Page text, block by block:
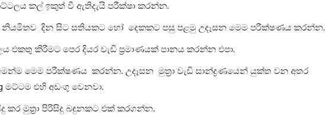
කල් ඉකුත් වී ඇතිදැයි පරීක්ෂා කරන්න.
දින සිට සතියකට හෝ දෙකකට පසු පළමු උදෑසන මෙම පරීක්ෂණය කරන්න.
එකතු කිරීමට පෙර දියර වැඩි ප්‍රමාණයක් පානය කරන්න එපා.
මෙම පරීක්ෂණය කරන්න. උදෑසන මුත්‍රා වැඩි සාන්ද්‍රණයෙන් යුක්ත වන අතර
මට්ටම එහි අඩංගු වෙනවා.
කර මුත්‍රා පිරිසිදු බඳුනකට එක් කරගන්න.